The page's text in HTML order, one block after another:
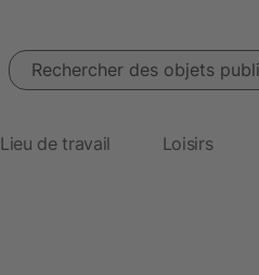
Rechercher des objets publicitaires
Lieu de travail Loisirs